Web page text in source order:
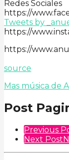
Redes Sociales
https://
Tweets by
https://
https://
source
Mas música de
Post
Previous
Next Post